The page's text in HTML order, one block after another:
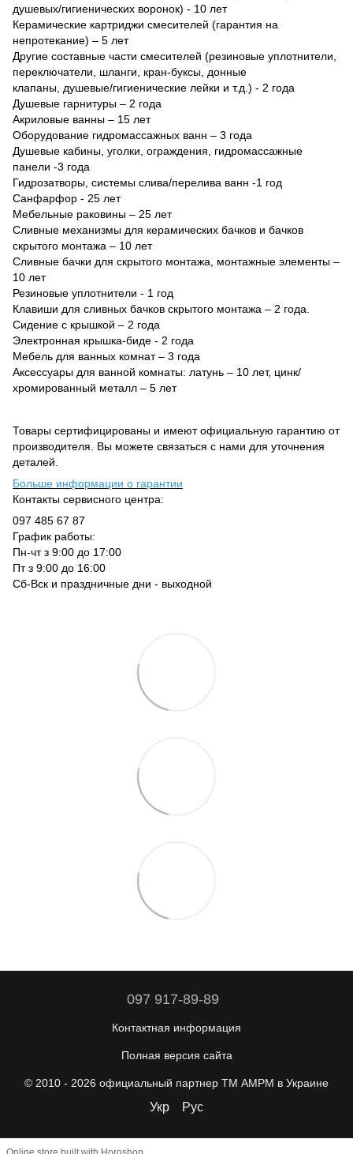
душевых/гигиенических воронок) - 10 лет
Керамические картриджи смесителей (гарантия на
непротекание) – 5 лет
Другие составные части смесителей (резиновые уплотнители,
переключатели, шланги, кран-буксы, донные
клапаны, душевые/гигиенические лейки и т.д.) - 2 года
Душевые гарнитуры – 2 года
Акриловые ванны – 15 лет
Оборудование гидромассажных ванн – 3 года
Душевые кабины, уголки, ограждения, гидромассажные
панели -3 года
Гидрозатворы, системы слива/перелива ванн -1 год
Санфарфор - 25 лет
Мебельные раковины – 25 лет
Сливные механизмы для керамических бачков и бачков
скрытого монтажа – 10 лет
Сливные бачки для скрытого монтажа, монтажные элементы –
10 лет
Резиновые уплотнители - 1 год
Клавиши для сливных бачков скрытого монтажа – 2 года.
Сидение с крышкой – 2 года
Электронная крышка-биде - 2 года
Мебель для ванных комнат – 3 года
Аксессуары для ванной комнаты: латунь – 10 лет, цинк/
хромированный металл – 5 лет
Товары сертифицированы и имеют официальную гарантию от
производителя. Вы можете связаться с нами для уточнения
деталей.
Больше информации о гарантии
Контакты сервисного центра:
097 485 67 87
График работы:
Пн-чт з 9:00 до 17:00
Пт з 9:00 до 16:00
Сб-Вск и праздничные дни - выходной
097 917-89-89
Контактная информация
Полная версия сайта
© 2010 - 2026 официальный партнер ТМ AMPM в Украине
Укр Рус